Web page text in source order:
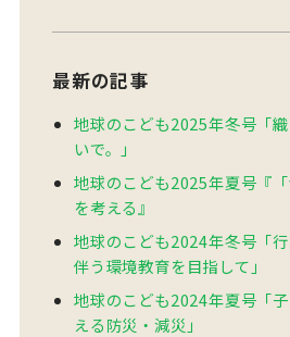
最新の記事
地球のこども2025年冬号「
いで。」
地球のこども2025年夏号『「
を考える』
地球のこども2024年冬号「
伴う環境教育を目指して」
地球のこども2024年夏号「
える防災・減災」